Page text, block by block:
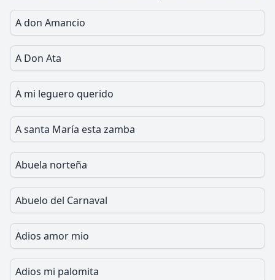
A don Amancio
A Don Ata
A mi leguero querido
A santa María esta zamba
Abuela norteña
Abuelo del Carnaval
Adios amor mio
Adios mi palomita